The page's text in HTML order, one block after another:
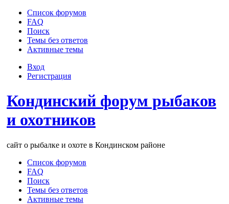
Список форумов
FAQ
Поиск
Темы без ответов
Активные темы
Вход
Регистрация
Кондинский форум рыбаков
и охотников
сайт о рыбалке и охоте в Кондинском районе
Список форумов
FAQ
Поиск
Темы без ответов
Активные темы